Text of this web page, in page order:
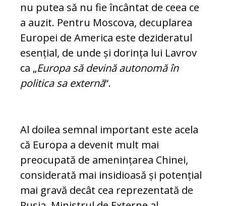
nu putea să nu fie încântat de ceea ce
a auzit. Pentru Moscova, decuplarea
Europei de America este dezideratul
esențial, de unde și dorința lui Lavrov
ca „Europa să devină autonomă în
politica sa externă“.
Al doilea semnal important este acela
că Europa a devenit mult mai
preocupată de amenințarea Chinei,
considerată mai insidioasă și potențial
mai gravă decât cea reprezentată de